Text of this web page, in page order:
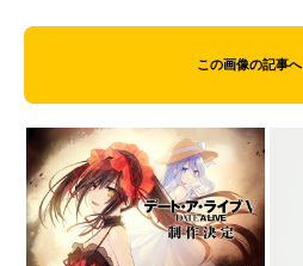
この画像の記事へ